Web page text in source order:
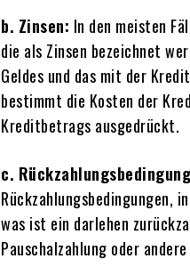
b. Zinsen: In den meisten
die als Zinsen bezeichnet
Geldes und das mit der
bestimmt die Kosten der
Kreditbetrags ausgedrückt.
c.
Rückzahlungsbedingungen,
was ist ein darlehen
Pauschalzahlung oder